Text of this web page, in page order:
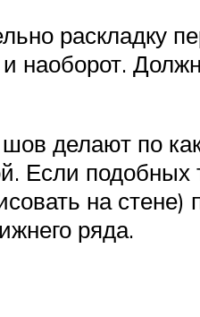
раскладку
наоборот.
делают по
Если подобных
на стене)
ряда.